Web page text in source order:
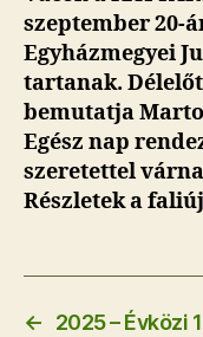
szeptember 20-
Egyházmegyei
tartanak.
bemutatja
Egész nap
szeretettel
Részletek a
←
2025 – Évközi